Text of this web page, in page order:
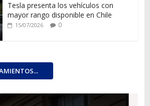
Tesla presenta los vehículos con
mayor rango disponible en Chile
15/07/2026 0